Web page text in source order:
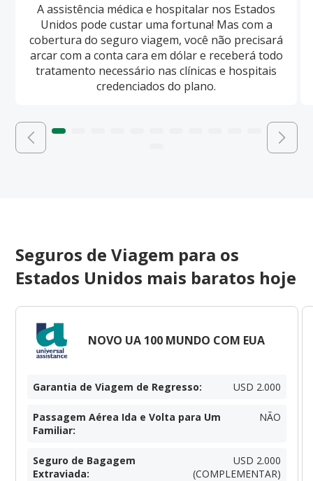
A assistência médica e hospitalar nos Estados
Unidos pode custar uma fortuna! Mas com a
cobertura do seguro viagem, você não precisará
arcar com a conta cara em dólar e receberá todo
tratamento necessário nas clínicas e hospitais
credenciados do plano.
Seguros de Viagem para os
Estados Unidos mais baratos hoje
NOVO UA 100 MUNDO COM EUA
Garantia de Viagem de Regresso: USD 2.000
Passagem Aérea Ida e Volta para Um
Familiar:
NÃO
Seguro de Bagagem
Extraviada:
USD 2.000
(COMPLEMENTAR)